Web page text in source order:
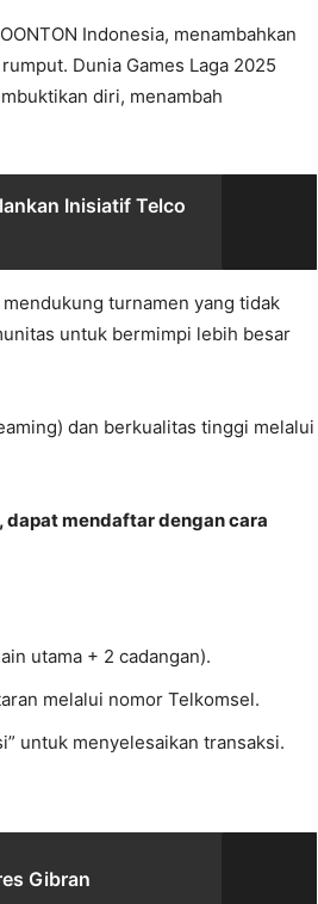
Indonesia, menambahkan
Dunia Games Laga 2025
diri, menambah
Inisiatif Telco
turnamen yang tidak
untuk bermimpi lebih besar
dan berkualitas tinggi melalui
dapat mendaftar dengan cara
utama + 2 cadangan).
melalui nomor Telkomsel.
untuk menyelesaikan transaksi.
Gibran